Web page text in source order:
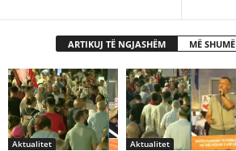
ARTIKUJ TË NGJASHËM MË
Aktualitet Aktualitet